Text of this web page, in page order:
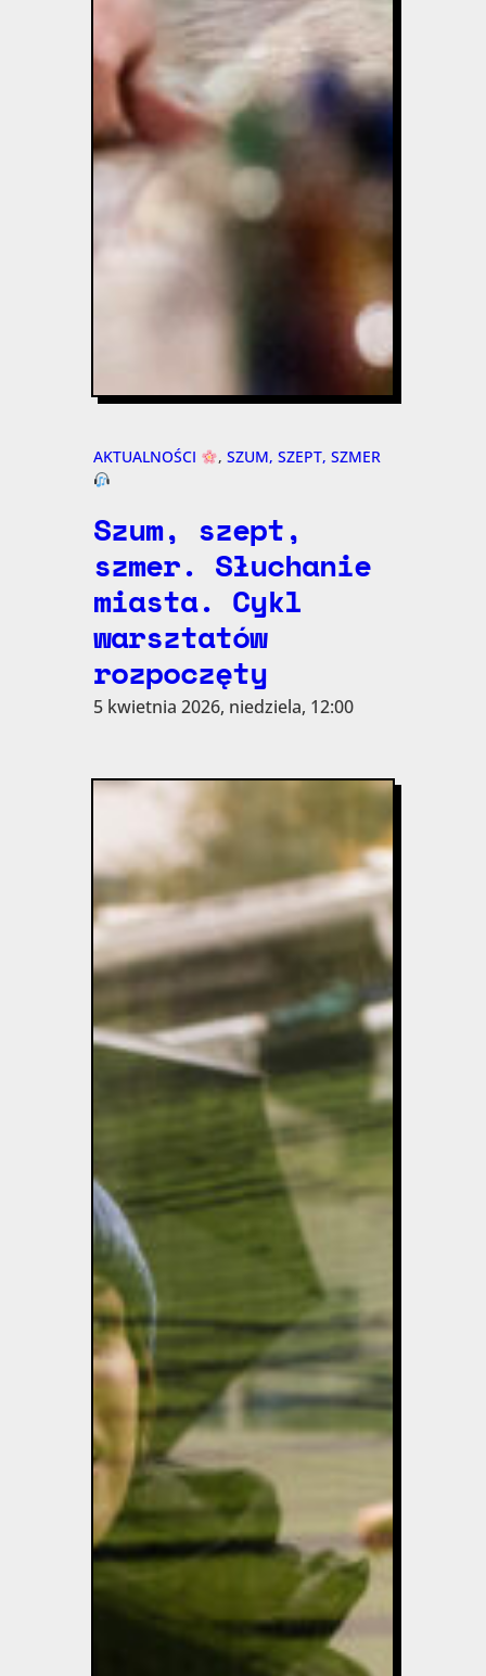
AKTUALNOŚCI , SZUM, SZEPT, SZMER
Szum, szept,
szmer. Słuchanie
miasta. Cykl
warsztatów
rozpoczęty
5 kwietnia 2026, niedziela, 12:00